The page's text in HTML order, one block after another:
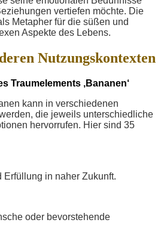
vertiefen möchte. Die
Metapher für die süßen und
Aspekte des Lebens.
Nutzungskontexten
Traumelements ‚Bananen‘
kann in verschiedenen
die jeweils unterschiedliche
hervorrufen. Hier sind 35
Erfüllung in naher Zukunft.
oder bevorstehende